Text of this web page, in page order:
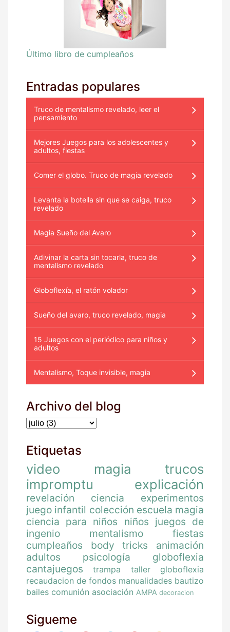
Último libro de cumpleaños
Entradas populares
Truco de mentalismo revelado, leer el
pensamiento
Mejores Juegos para los adolescentes y
adultos, fiestas
Comer el globo. Truco de magia revelado
Levanta la botella sin que se caiga, truco
revelado
Magia Sueño del Avaro
Adivinar la carta sin tocarla, truco de
mentalismo revelado
Globoflexía, el ratón volador
Sueño del avaro, truco revelado, magia
15 Juegos con el periódico para niños y
adultos
Mentalismo, Toque invisible, magia
Archivo del blog
Etiquetas
video magia
trucos
impromptu
explicación
revelación ciencia
experimentos
juego infantil colección escuela magia
ciencia para niños
niños juegos de
ingenio
mentalismo
fiestas
cumpleaños
body tricks
animación
adultos
psicología
globoflexia
cantajuegos
trampa
taller globoflexia
recaudacion de fondos manualidades bautizo
bailes comunión asociación AMPA decoracion
Sigueme